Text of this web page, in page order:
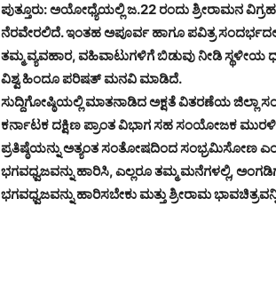
ಪುತ್ತೂರು: ಅಯೋಧ್ಯೆಯಲ್ಲಿ ಜ.22 ರಂದು ಶ್ರೀರಾಮನ
ನೆರವೇರಲಿದೆ. ಇಂತಹ ಅಪೂರ್ವ ಹಾಗೂ ಪವಿತ್ರ
ತಮ್ಮ ವ್ಯವಹಾರ, ವಹಿವಾಟುಗಳಿಗೆ ಬಿಡುವು ನೀಡಿ ಸ್ಥಳೀಯ
ವಿಶ್ವ ಹಿಂದೂ ಪರಿಷತ್ ಮನವಿ ಮಾಡಿದೆ.
ಸುದ್ದಿಗೋಷ್ಠಿಯಲ್ಲಿ ಮಾತನಾಡಿದ ಅಕ್ಷತೆ ವಿತರಣೆಯ ಜಿಲ್ಲಾ
ಕರ್ನಾಟಕ ದಕ್ಷಿಣ ಪ್ರಾಂತ ವಿಭಾಗ ಸಹ ಸಂಯೋಜಕ
ಪ್ರತಿಷ್ಠೆಯನ್ನು ಅತ್ಯಂತ ಸಂತೋಷದಿಂದ ಸಂಭ್ರಮಿಸೋಣ
ಭಗವಧ್ವಜವನ್ನು ಹಾರಿಸಿ, ಎಲ್ಲರೂ ತಮ್ಮ ಮನೆಗಳಲ್ಲಿ,
ಭಗವಧ್ವಜವನ್ನು ಹಾರಿಸಬೇಕು ಮತ್ತು ಶ್ರೀರಾಮ